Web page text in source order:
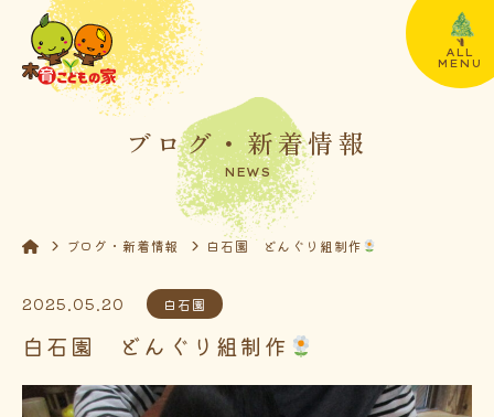
ALL
MENU
ブログ・新着情報
NEWS
ブログ・新着情報 白石園 どんぐり組制作
2025.05.20 白石園
白石園 どんぐり組制作